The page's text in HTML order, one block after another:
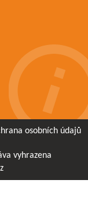
osobních údajů
vyhrazena